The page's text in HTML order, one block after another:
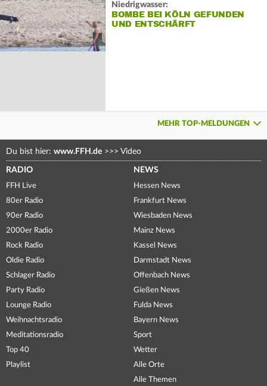
Niedrigwasser:
BOMBE BEI KÖLN GEFUNDEN
UND ENTSCHÄRFT
MEHR TOP-MELDUNGEN
Du bist hier: www.FFH.de >>> Video
RADIO
FFH Live
80er Radio
90er Radio
2000er Radio
Rock Radio
Oldie Radio
Schlager Radio
Party Radio
Lounge Radio
Weihnachtsradio
Meditationsradio
Top 40
Playlist
NEWS
Hessen News
Frankfurt News
Wiesbaden News
Mainz News
Kassel News
Darmstadt News
Offenbach News
Gießen News
Fulda News
Bayern News
Sport
Wetter
Alle Orte
Alle Themen